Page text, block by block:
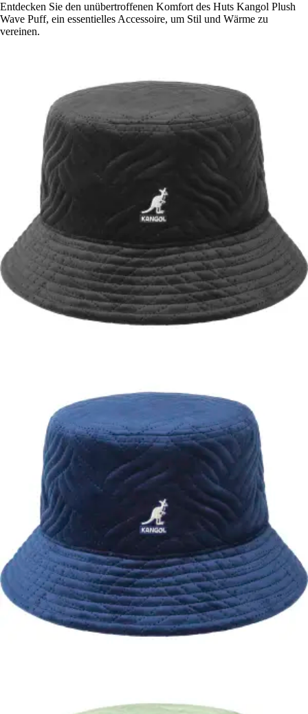
Entdecken Sie den unübertroffenen Komfort des Huts Kangol Plush
Wave Puff, ein essentielles Accessoire, um Stil und Wärme zu
vereinen.